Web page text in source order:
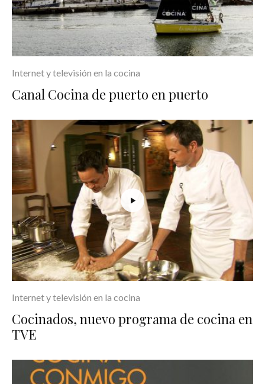
Internet y televisión en la cocina
Canal Cocina de puerto en puerto
Internet y televisión en la cocina
Cocinados, nuevo programa de cocina en
TVE